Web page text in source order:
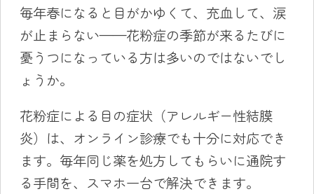
毎年春になると目がかゆくて、充血して、涙
が止まらない——花粉症の季節が来るたびに
憂うつになっている方は多いのではないでし
ょうか。
花粉症による目の症状（アレルギー性結膜
炎）は、オンライン診療でも十分に対応でき
ます。毎年同じ薬を処方してもらいに通院す
る手間を、スマホ一台で解決できます。